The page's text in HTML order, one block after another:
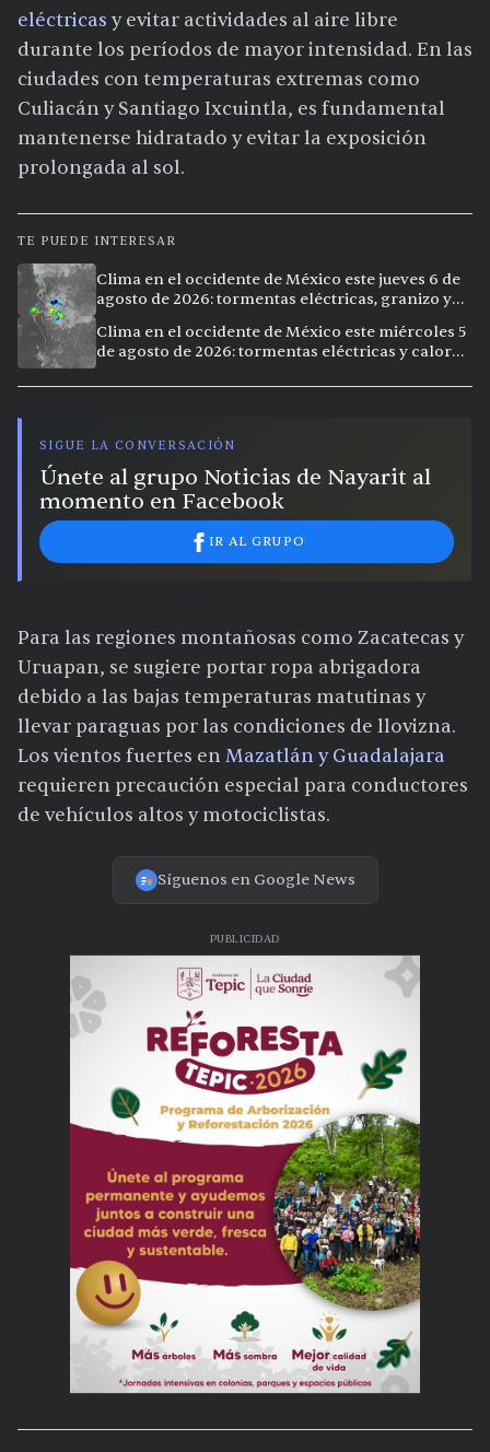
eléctricas y evitar actividades al aire libre
durante los períodos de mayor intensidad. En las
ciudades con temperaturas extremas como
Culiacán y Santiago Ixcuintla, es fundamental
mantenerse hidratado y evitar la exposición
prolongada al sol.
TE PUEDE INTERESAR
Clima en el occidente de México este jueves 6 de
agosto de 2026: tormentas eléctricas, granizo y
Clima en el occidente de México este miércoles 5
de agosto de 2026: tormentas eléctricas y calor
SIGUE LA CONVERSACIÓN
Únete al grupo Noticias de Nayarit al
momento en Facebook
IR AL GRUPO
Para las regiones montañosas como Zacatecas y
Uruapan, se sugiere portar ropa abrigadora
debido a las bajas temperaturas matutinas y
llevar paraguas por las condiciones de llovizna.
Los vientos fuertes enMazatlán y Guadalajara
requieren precaución especial para conductores
de vehículos altos y motociclistas.
Síguenos en Google News
PUBLICIDAD